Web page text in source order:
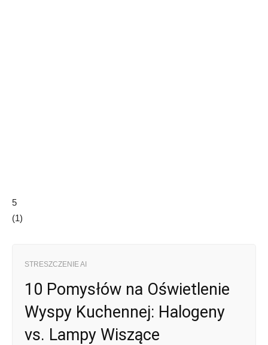
5
(1)
STRESZCZENIE AI
10 Pomysłów na Oświetlenie
Wyspy Kuchennej: Halogeny
vs. Lampy Wiszące